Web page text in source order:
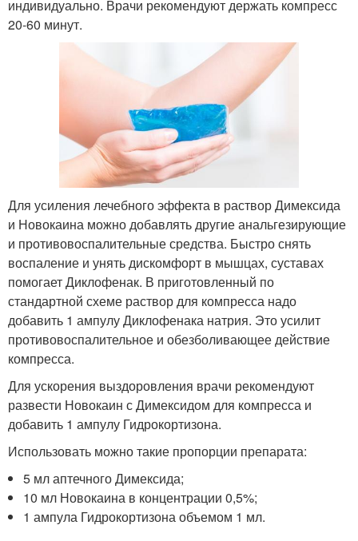
индивидуально. Врачи рекомендуют держать компресс
20-60 минут.
Для усиления лечебного эффекта в раствор Димексида
и Новокаина можно добавлять другие анальгезирующие
и противовоспалительные средства. Быстро снять
воспаление и унять дискомфорт в мышцах, суставах
помогает Диклофенак. В приготовленный по
стандартной схеме раствор для компресса надо
добавить 1 ампулу Диклофенака натрия. Это усилит
противовоспалительное и обезболивающее действие
компресса.
Для ускорения выздоровления врачи рекомендуют
развести Новокаин с Димексидом для компресса и
добавить 1 ампулу Гидрокортизона.
Использовать можно такие пропорции препарата:
5 мл аптечного Димексида;
10 мл Новокаина в концентрации 0,5%;
1 ампула Гидрокортизона объемом 1 мл.